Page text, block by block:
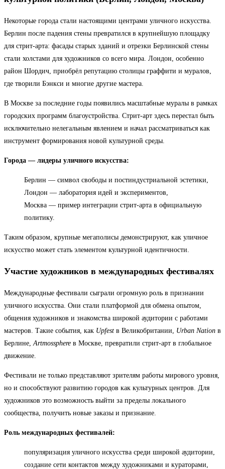
Некоторые города стали настоящими центрами уличного искусства.
Берлин после падения стены превратился в крупнейшую площадку
для стрит-арта: фасады старых зданий и отрезки Берлинской стены
стали холстами для художников со всего мира. Лондон, особенно
район Шордич, приобрёл репутацию столицы граффити и муралов,
где творили Бэнкси и многие другие мастера.
В Москве за последние годы появились масштабные муралы в рамках
городских программ благоустройства. Стрит-арт здесь перестал быть
исключительно нелегальным явлением и начал рассматриваться как
инструмент формирования новой культурной среды.
Города — лидеры уличного искусства:
Берлин — символ свободы и постиндустриальной эстетики,
Лондон — лаборатория идей и экспериментов,
Москва — пример интеграции стрит-арта в официальную
политику.
Таким образом, крупные мегаполисы демонстрируют, как уличное
искусство может стать элементом культурной идентичности.
Участие художников в международных фестивалях
Международные фестивали сыграли огромную роль в признании
уличного искусства. Они стали платформой для обмена опытом,
общения художников и знакомства широкой аудитории с работами
мастеров. Такие события, как Upfest в Великобритании, Urban Nation в
Берлине, Artmossphere в Москве, превратили стрит-арт в глобальное
движение.
Фестивали не только представляют зрителям работы мирового уровня,
но и способствуют развитию городов как культурных центров. Для
художников это возможность выйти за пределы локального
сообщества, получить новые заказы и признание.
Роль международных фестивалей:
популяризация уличного искусства среди широкой аудитории,
создание сети контактов между художниками и кураторами,